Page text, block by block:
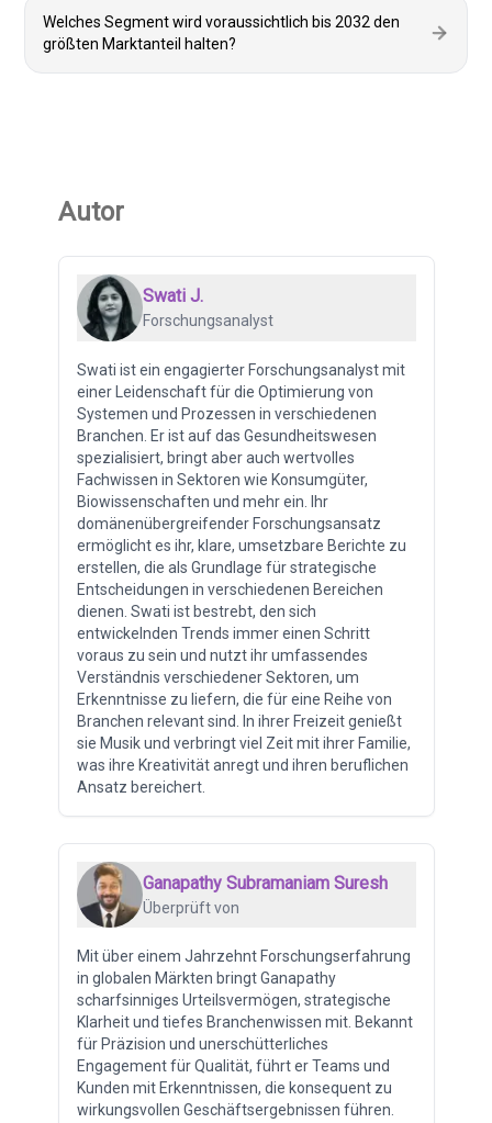
Welches Segment wird voraussichtlich bis 2032 den
größten Marktanteil halten?
Autor
Swati J.
Forschungsanalyst
Swati ist ein engagierter Forschungsanalyst mit
einer Leidenschaft für die Optimierung von
Systemen und Prozessen in verschiedenen
Branchen. Er ist auf das Gesundheitswesen
spezialisiert, bringt aber auch wertvolles
Fachwissen in Sektoren wie Konsumgüter,
Biowissenschaften und mehr ein. Ihr
domänenübergreifender Forschungsansatz
ermöglicht es ihr, klare, umsetzbare Berichte zu
erstellen, die als Grundlage für strategische
Entscheidungen in verschiedenen Bereichen
dienen. Swati ist bestrebt, den sich
entwickelnden Trends immer einen Schritt
voraus zu sein und nutzt ihr umfassendes
Verständnis verschiedener Sektoren, um
Erkenntnisse zu liefern, die für eine Reihe von
Branchen relevant sind. In ihrer Freizeit genießt
sie Musik und verbringt viel Zeit mit ihrer Familie,
was ihre Kreativität anregt und ihren beruflichen
Ansatz bereichert.
Ganapathy Subramaniam Suresh
Überprüft von
Mit über einem Jahrzehnt Forschungserfahrung
in globalen Märkten bringt Ganapathy
scharfsinniges Urteilsvermögen, strategische
Klarheit und tiefes Branchenwissen mit. Bekannt
für Präzision und unerschütterliches
Engagement für Qualität, führt er Teams und
Kunden mit Erkenntnissen, die konsequent zu
wirkungsvollen Geschäftsergebnissen führen.